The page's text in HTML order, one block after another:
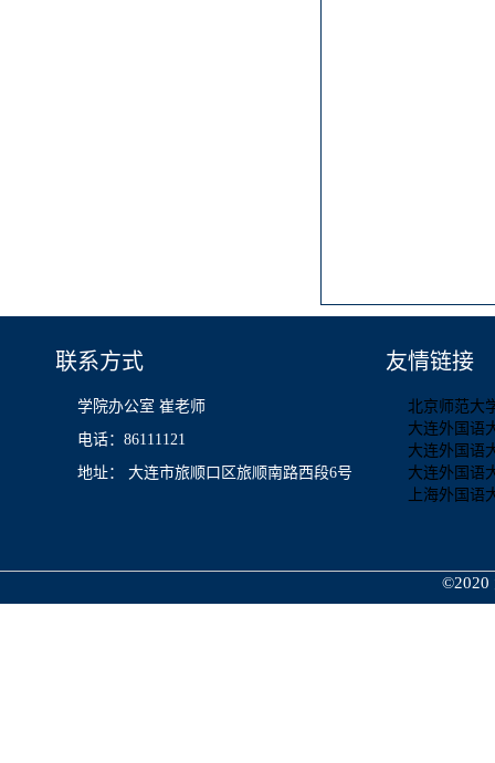
联系方式
学院办公室 崔老师
电话：86111121
地址： 大连市旅顺口区旅顺南路西段6号
友情链接
北京师范大
大连外国语
大连外国语
大连外国语
上海外国语
©2020